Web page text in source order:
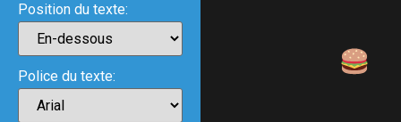
Position du texte:
Police du texte: